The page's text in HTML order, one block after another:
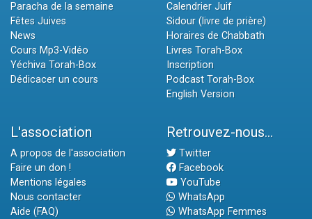
Paracha de la semaine
Fêtes Juives
News
Cours Mp3-Vidéo
Yéchiva Torah-Box
Dédicacer un cours
Calendrier Juif
Sidour (livre de prière)
Horaires de Chabbath
Livres Torah-Box
Inscription
Podcast Torah-Box
English Version
L'association
A propos de l'association
Faire un don !
Mentions légales
Nous contacter
Aide (FAQ)
Retrouvez-nous...
Twitter
Facebook
YouTube
WhatsApp
WhatsApp Femmes